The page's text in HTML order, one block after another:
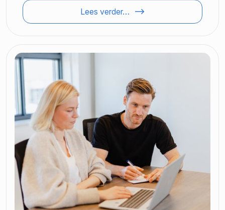
Lees verder…